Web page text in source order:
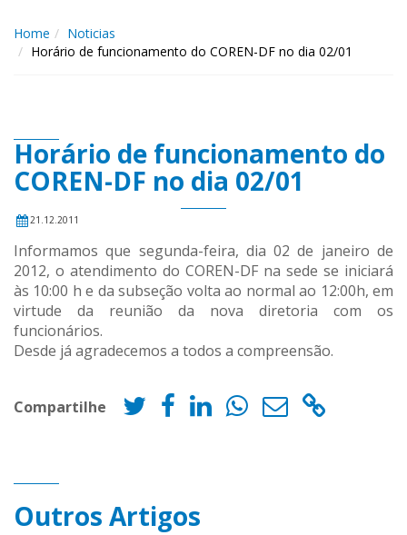
Home
Noticias
Horário de funcionamento do COREN-DF no dia 02/01
Horário de funcionamento do
COREN-DF no dia 02/01
21.12.2011
Informamos que segunda-feira, dia 02 de janeiro de
2012, o atendimento do COREN-DF na sede se iniciará
às 10:00 h e da subseção volta ao normal ao 12:00h, em
virtude da reunião da nova diretoria com os
funcionários.
Desde já agradecemos a todos a compreensão.
Compartilhe
Outros Artigos